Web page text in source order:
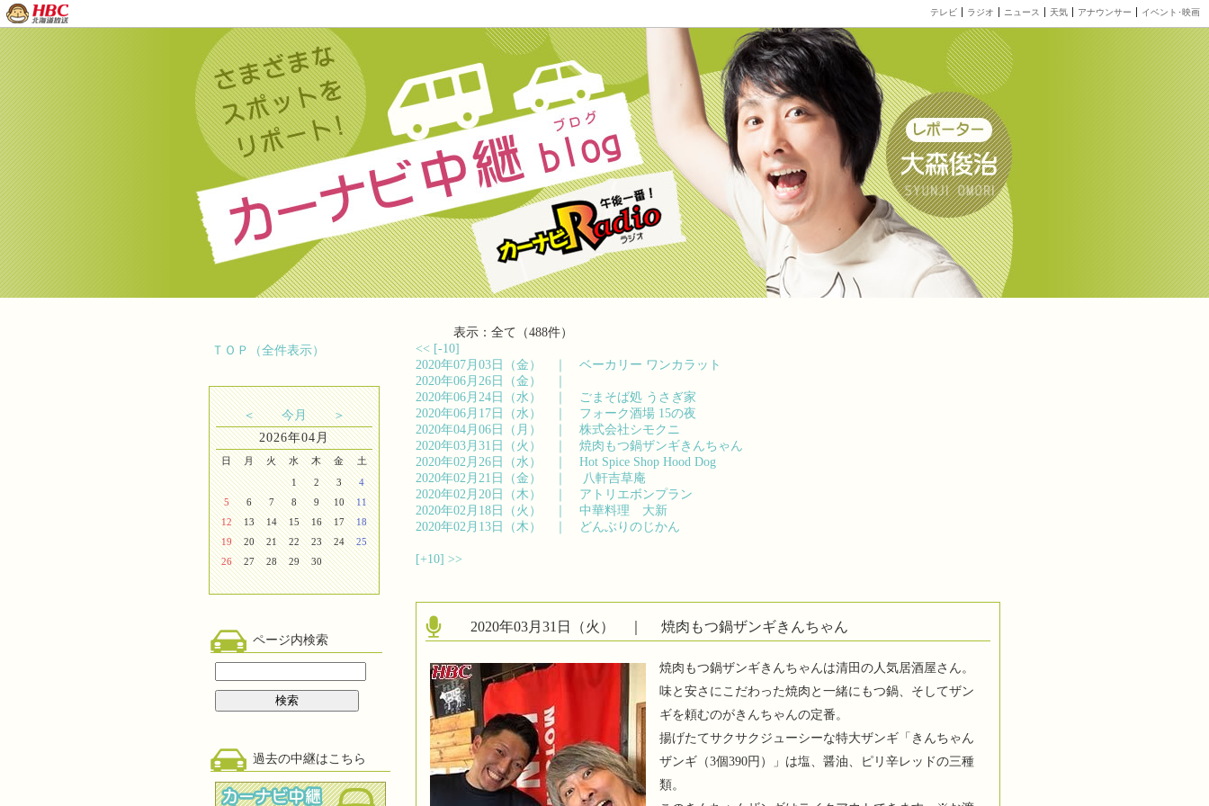
テレビ ラジオ ニュース 天気 アナウンサー イベント･映画
ＴＯＰ（全件表示）
＜ 今月
＞
2026年04月
日 月 火 水 木 金
土
1
2 3
4
5
6 7 8 9 10
11
12
13 14 15 16 17
18
19
20 21 22 23 24
25
26
27 28 29 30
ページ内検索
過去の中継はこちら
表示：全て（488件）
<< [-10]
2020年07月03日（金） ｜ ベーカリー ワンカラット
2020年06月26日（金） ｜
2020年06月24日（水） ｜
ごまそば処 うさぎ家
2020年06月17日（水） ｜ フォーク酒場 15の夜
2020年04月06日（月） ｜ 株式会社シモクニ
2020年03月31日（火） ｜ 焼肉もつ鍋ザンギきんちゃん
2020年02月26日（水） ｜ Hot Spice Shop Hood Dog
2020年02月21日（金） ｜
八軒吉草庵
2020年02月20日（木） ｜ アトリエボンプラン
2020年02月18日（火） ｜ 中華料理 大新
2020年02月13日（木） ｜
どんぶりのじかん
[+10] >>
2020年03月31日（火） ｜ 焼肉もつ鍋ザンギきんちゃん
焼肉もつ鍋ザンギきんちゃんは清田の人気居酒屋さん。
味と安さにこだわった焼肉と一緒にもつ鍋、そしてザン
ギを頼むのがきんちゃんの定番。
揚げたてサクサクジューシーな特大ザンギ「きんちゃん
ザンギ（3個390円）」は塩、醤油、ピリ辛レッドの三種
類。